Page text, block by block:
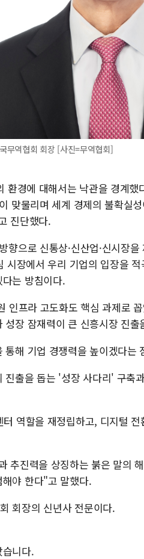
무역협회 회장 [사진=무역협회]
환경에 대해서는 낙관을 경계
맞물리며 세계 경제의 불확실
진단했다.
향으로 신통상·신산업·신시장
시장에서 우리 기업의 입장을
는 방침이다.
인프라 고도화도 핵심 과제로
성장 잠재력이 큰 신흥시장 진
통해 기업 경쟁력을 높이겠다는
진출을 돕는 '성장 사다리' 구축
역할을 재정립하고, 디지털
추진력을 상징하는 붉은 말의
야 한다"고 말했다.
회장의 신년사 전문이다.
니다.